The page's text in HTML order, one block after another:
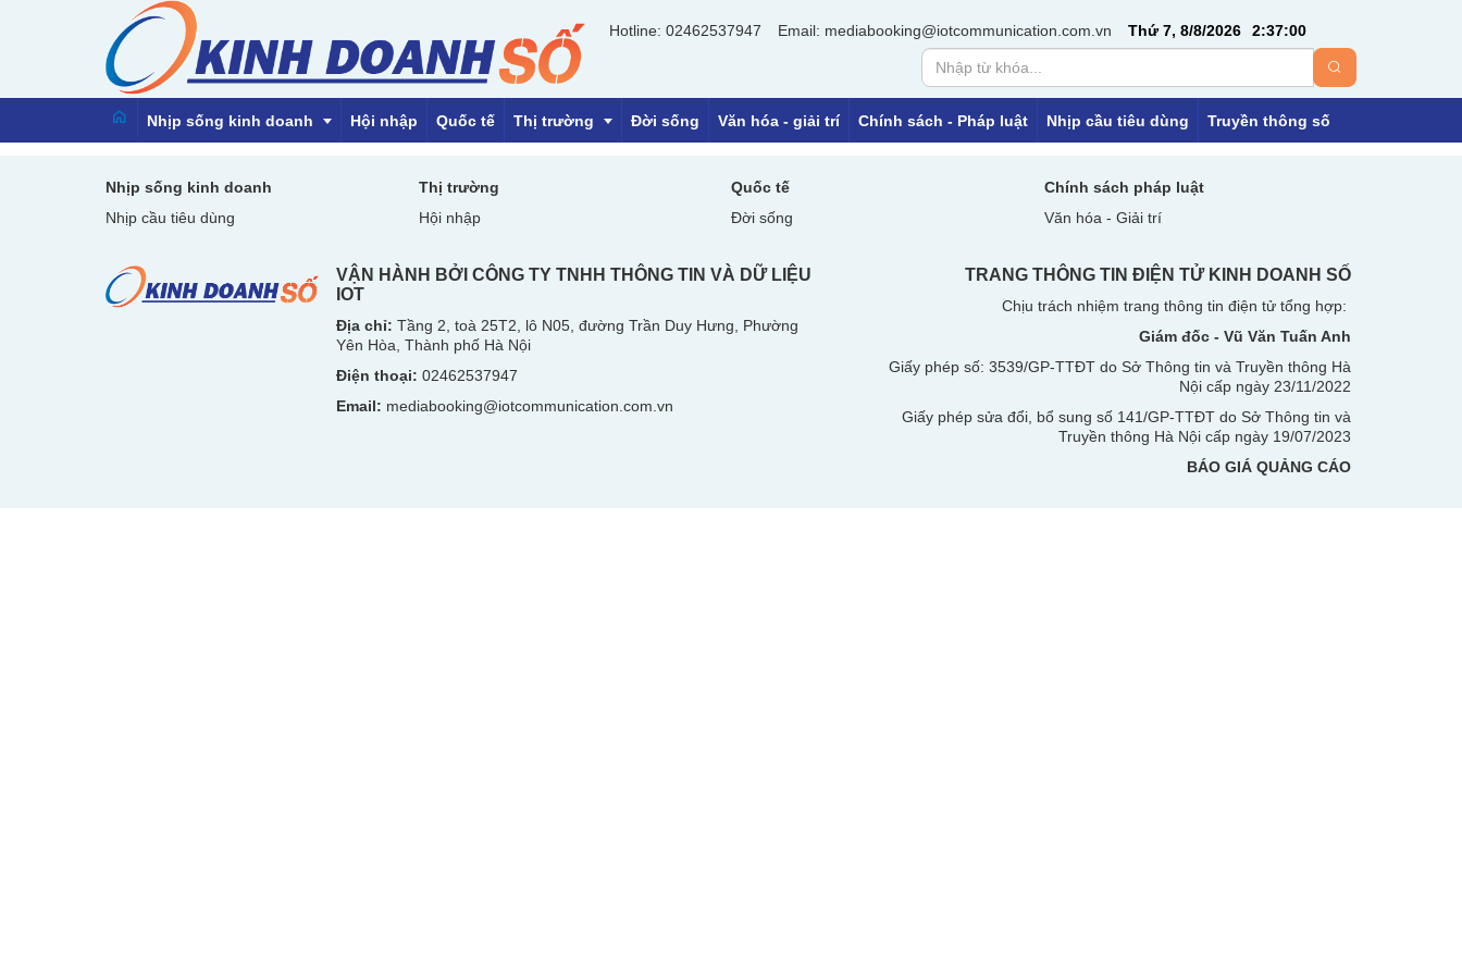
Hotline: 02462537947 Email: mediabooking@iotcommunication.com.vn Thứ 7, 8/8/2026 2:37:00
Nhịp sống kinh doanh
Emagazine
Hội nhập Quốc tế Thị trường
Tiền tệ
Đời sống Văn hóa - giải trí Chính sách - Pháp luật Nhịp cầu tiêu dùng Truyền thông số
Nhịp sống kinh doanh Thị trường Quốc tế
Chính sách pháp luật
Nhịp cầu tiêu dùng
Hội nhập Đời sống Văn hóa - Giải trí
VẬN HÀNH BỞI CÔNG TY TNHH THÔNG TIN VÀ DỮ LIỆU
IOT
Địa chỉ: Tầng 2, toà 25T2, lô N05, đường Trần Duy Hưng, Phường
Yên Hòa, Thành phố Hà Nội
Điện thoại: 02462537947
Email: mediabooking@iotcommunication.com.vn
TRANG THÔNG TIN ĐIỆN TỬ KINH DOANH SỐ
Chịu trách nhiệm trang thông tin điện tử tổng hợp:
Giám đốc - Vũ Văn Tuấn Anh
Giấy phép số: 3539/GP-TTĐT do Sở Thông tin và Truyền thông Hà
Nội cấp ngày 23/11/2022
Giấy phép sửa đổi, bổ sung số 141/GP-TTĐT do Sở Thông tin và
Truyền thông Hà Nội cấp ngày 19/07/2023
BÁO GIÁ QUẢNG CÁO